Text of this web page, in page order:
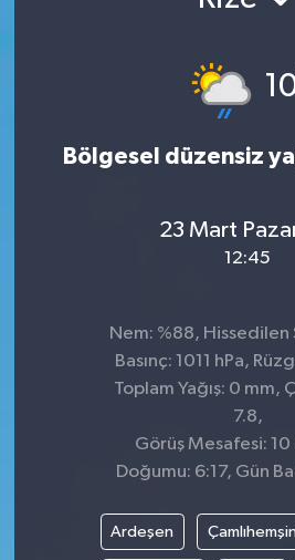
Bölgesel düzensiz
23 Mart
12:45
Nem: %88, Hissedilen
Basınç: 1011 hPa,
Toplam Yağış: 0 mm,
7.8,
Görüş Mesafesi: 10
Doğumu: 6:17, Gün
Ardeşen
RESMİ İLANLAR
SOLHAN
YAYLADERE